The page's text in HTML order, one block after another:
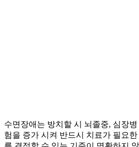
수면장애는 방치할 시 뇌졸중, 심장
험을 증가 시켜 반드시 치료가 필요